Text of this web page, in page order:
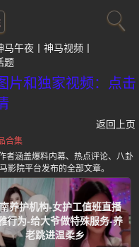
马午夜
神马视频
题
片和独家视频：点击
返回上页
合集
者涵盖爆料内幕、热点评论、八卦
影院平台发布的全部文章。
养护机构-女护工值班直播
行为-给大爷做特殊服务-养
老跳进温柔乡